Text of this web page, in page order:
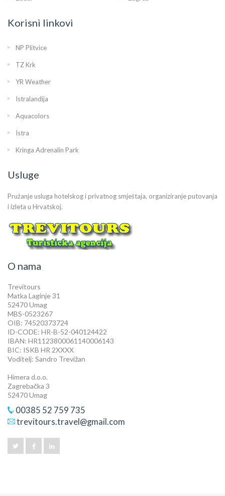
Korisni linkovi
NP Plitvice
TZ Krk
YR Weather
Istralandija
Aquacolors
Istra
Kringa Adrenalin Park
Usluge
Pružanje usluga hotelskog i privatnog smještaja, organiziranje putovanja
i izleta u Hrvatskoj.
O nama
Trevitours
Matka Laginje 31
52470 Umag
MBS-0523267
OIB: 74520373724
ID-CODE: HR-B-52-040124422
IBAN: HR1123800061140006143
BIC: ISKB HR 2XXXX
Voditelj: Sandro Trevižan
Himera d.o.o.
Zagrebačka 3
52470 Umag
00385 52 759 735
trevitours.travel@gmail.com